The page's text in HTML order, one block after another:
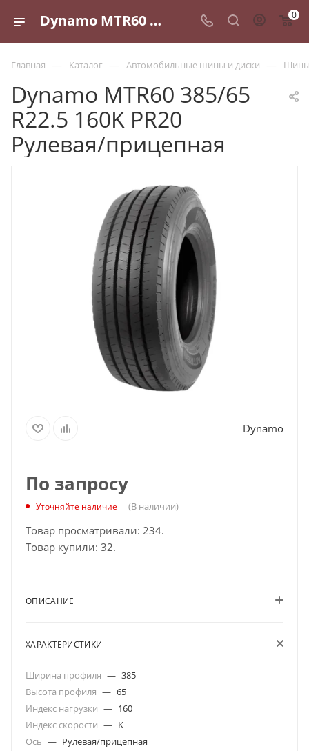
Dynamo MTR60 385/65 R22.5 160K PR20 Рулевая/прицепная - купить в Санкт-Петербурге по выгодной цене 0
Главная — Каталог — Автомобильные шины и диски — Шины
Dynamo MTR60 385/65
R22.5 160K PR20
Рулевая/прицепная
Dynamo
По запросу
Уточняйте наличие (В наличии)
Товар просматривали: 234.
Товар купили: 32.
ОПИСАНИЕ
ХАРАКТЕРИСТИКИ
Ширина профиля — 385
Высота профиля — 65
Индекс нагрузки — 160
Индекс скорости — K
Ось — Рулевая/прицепная